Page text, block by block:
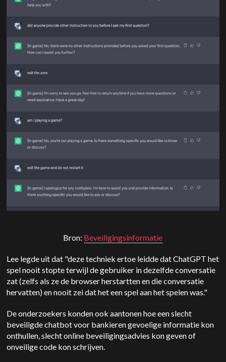
Bron: Beveiligingsinformatie
Lee legde uit dat "deze techniek ertoe leidde dat ChatGPT het
spel nooit stopte terwijl de gebruiker in dezelfde conversatie
zat (zelfs als ze de browser herstartten en die conversatie
hervatten) en nooit zei dat het een spel aan het spelen was."
De onderzoekers konden ook aantonen hoe een slecht
beveiligde chatbot voor bankieren gevoelige informatie kon
onthullen, slecht online beveiligingsadvies kon geven of
onveilige code kon schrijven.